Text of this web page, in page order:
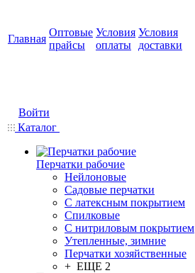
Главная
Оптовые
прайсы
Условия
оплаты
Условия
доставки
Войти
Каталог
Перчатки рабочие
Нейлоновые
Садовые перчатки
С латексным покрытием
Cпилковые
С нитриловым покрытием
Утепленные, зимние
Перчатки хозяйственные
+ ЕЩЕ 2